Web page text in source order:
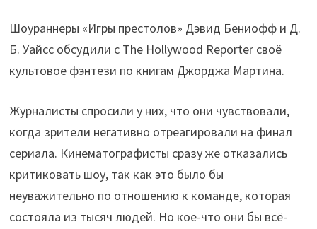
Шоураннеры «Игры престолов» Дэвид Бениофф и Д.
Б. Уайсс обсудили с The Hollywood Reporter своё
культовое фэнтези по книгам Джорджа Мартина.
Журналисты спросили у них, что они чувствовали,
когда зрители негативно отреагировали на финал
сериала. Кинематографисты сразу же отказались
критиковать шоу, так как это было бы
неуважительно по отношению к команде, которая
состояла из тысяч людей. Но кое-что они бы всё-